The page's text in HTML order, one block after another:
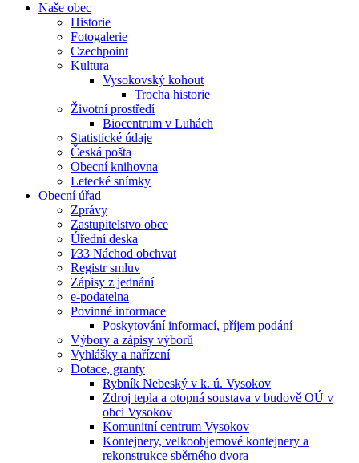
Naše obec
Historie
Fotogalerie
Czechpoint
Kultura
Vysokovský kohout
Trocha historie
Životní prostředí
Biocentrum v Luhách
Statistické údaje
Česká pošta
Obecní knihovna
Letecké snímky
Obecní úřad
Zprávy
Zastupitelstvo obce
Úřední deska
I⁄33 Náchod obchvat
Registr smluv
Zápisy z jednání
e-podatelna
Povinné informace
Poskytování informací, příjem podání
Výbory a zápisy výborů
Vyhlášky a nařízení
Dotace, granty
Rybník Nebeský v k. ú. Vysokov
Zdroj tepla a otopná soustava v budově OÚ v
obci Vysokov
Komunitní centrum Vysokov
Kontejnery, velkoobjemové kontejnery a
rekonstrukce sběrného dvora